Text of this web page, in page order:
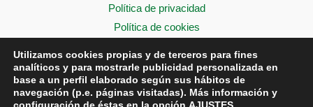
Política de privacidad
Política de cookies
Utilizamos cookies propias y de terceros para fines
analíticos y para mostrarle publicidad personalizada en
base a un perfil elaborado según sus hábitos de
navegación (p.e. páginas visitadas). Más información y